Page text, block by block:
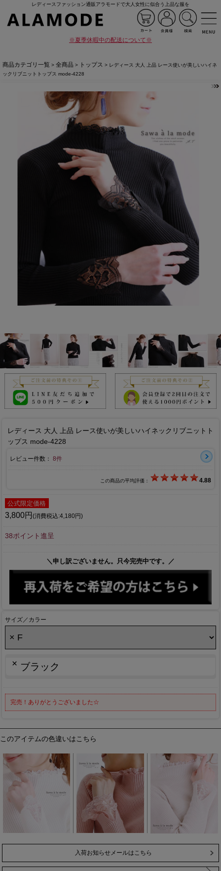
レディースファッション通販アラモードで大人女性に似合う上品な服を
※夏季休暇中の配送について※
商品カテゴリ一覧 > 全商品 > トップス > レディース 大人 上品 レース使いが美しいハイネ
ックリブニットトップス mode-4228
レディース 大人 上品 レース使いが美しいハイネックリブニットト
ップス mode-4228
レビュー件数： 8件
この商品の平均評価： 4.88
公式限定価格
3,800円 (消費税込:4,180円)
38ポイント進呈
＼申し訳ございません。只今完売中です。／
サイズ／カラー
× ブラック
完売！ありがとうございました☆
このアイテムの色違いはこちら
入荷お知らせメールはこちら